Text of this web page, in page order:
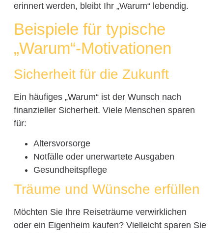
erinnert werden, bleibt Ihr „Warum“ lebendig.
Beispiele für typische
„Warum“-Motivationen
Sicherheit für die Zukunft
Ein häufiges „Warum“ ist der Wunsch nach
finanzieller Sicherheit. Viele Menschen sparen
für:
Altersvorsorge
Notfälle oder unerwartete Ausgaben
Gesundheitspflege
Träume und Wünsche erfüllen
Möchten Sie Ihre Reiseträume verwirklichen
oder ein Eigenheim kaufen? Vielleicht sparen Sie